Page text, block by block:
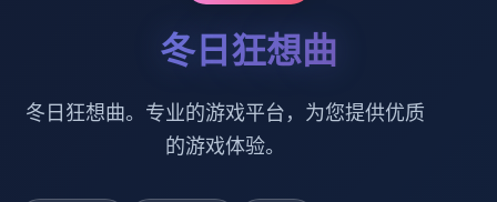
冬日狂想曲
冬日狂想曲。专业的游戏平台，为您提供优质
的游戏体验。